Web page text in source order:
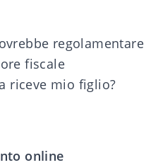
fiscale
riceve mio figlio?
online